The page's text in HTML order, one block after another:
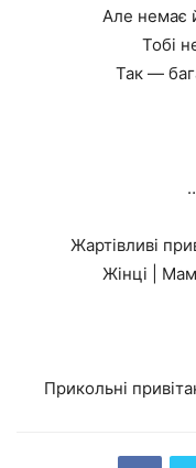
Але немає
Тобі
Так —
Жартівливі
Жінці |
Прикольні